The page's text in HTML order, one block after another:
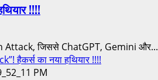
!!!!
Attack, जिससे ChatGPT, Gemini और...
हैकर्स का नया हथियार !!!!